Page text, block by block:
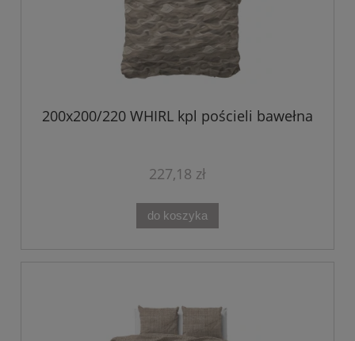
200x200/220 WHIRL kpl pościeli bawełna
227,18 zł
do koszyka